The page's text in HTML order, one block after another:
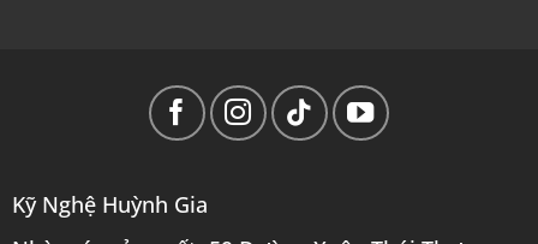
Kỹ Nghệ Huỳnh Gia